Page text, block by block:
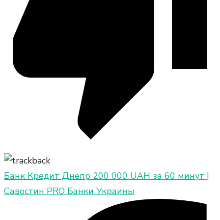
Банк Кредит Днепр 200 000 UAH за 60 минут |
Савостин PRO Банки Украины